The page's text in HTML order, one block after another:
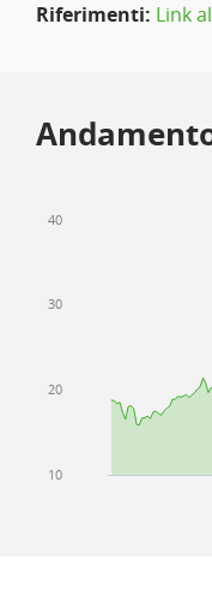
Riferimenti: Link
10
20
30
40